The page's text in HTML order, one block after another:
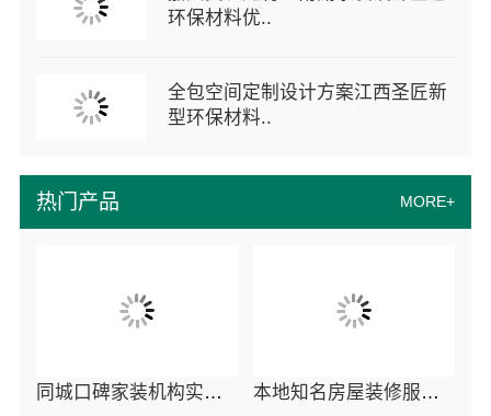
热门产品 MORE+
同城口碑家装机构实惠嘉兴绿色之家建材科技有限公司 本地知名房屋装修服务环保嘉兴绿色之家建材科技
环保材料优..
全包空间定制设计方案江西圣匠新
型环保材料..